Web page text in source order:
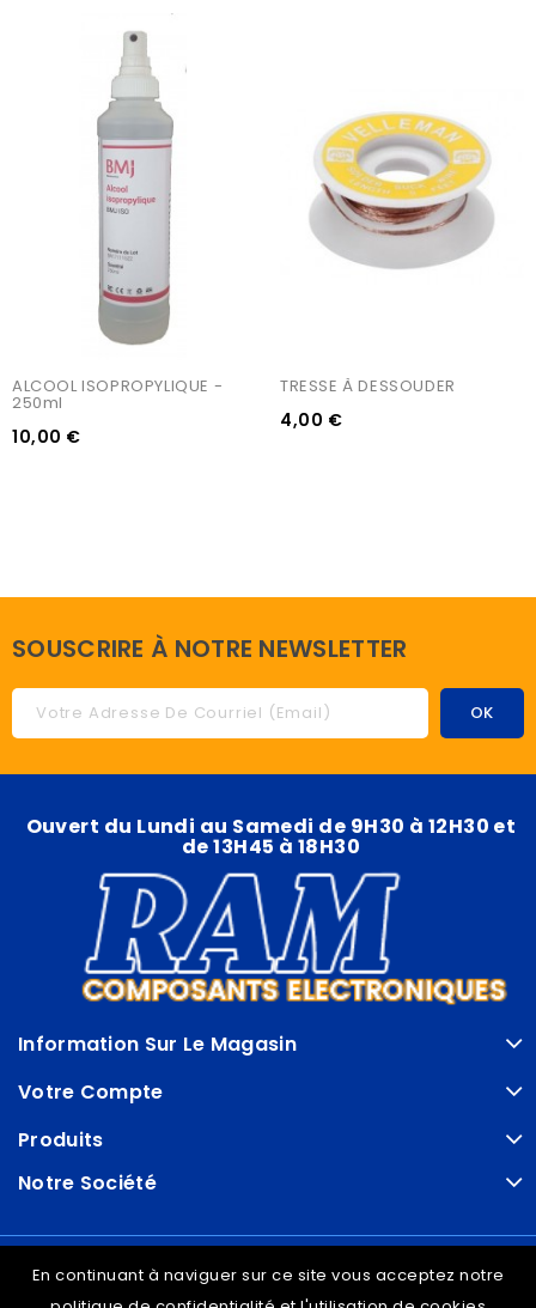
ALCOOL ISOPROPYLIQUE -
250ml
10,00 €
TRESSE À DESSOUDER
4,00 €
SOUSCRIRE À NOTRE NEWSLETTER
Ouvert du Lundi au Samedi de 9H30 à 12H30 et
de 13H45 à 18H30
Information Sur Le Magasin
Votre Compte
Produits
Notre Société
© VDRAM - 2026
En continuant à naviguer sur ce site vous acceptez notre